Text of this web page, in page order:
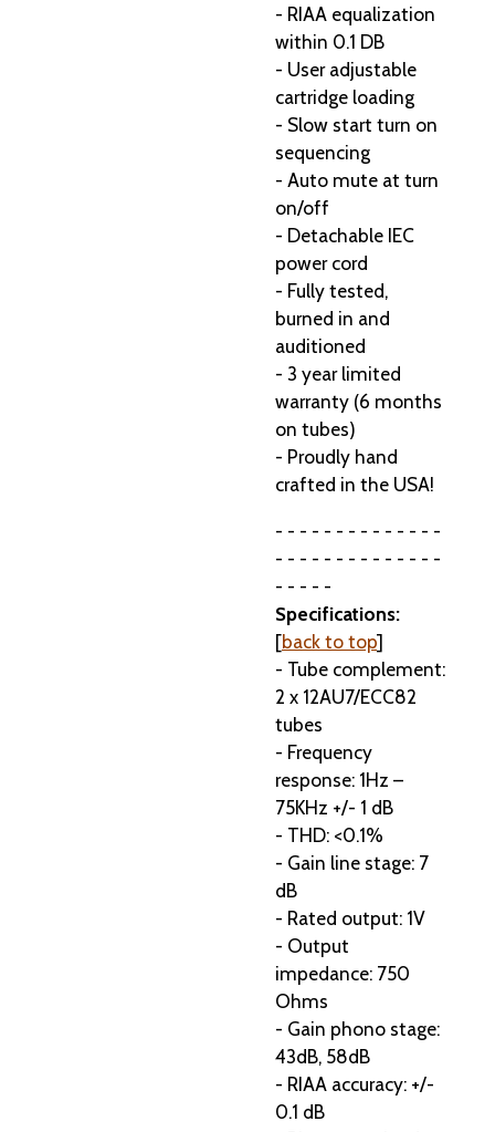
- RIAA equalization
within 0.1 DB
- User adjustable
cartridge loading
- Slow start turn on
sequencing
- Auto mute at turn
on/off
- Detachable IEC
power cord
- Fully tested,
burned in and
auditioned
- 3 year limited
warranty (6 months
on tubes)
- Proudly hand
crafted in the USA!
- - - - - - - - - - - - - -
- - - - - - - - - - - - - -
- - - - -
Specifications:
[back to top]
- Tube complement:
2 x 12AU7/ECC82
tubes
- Frequency
response: 1Hz –
75KHz +/- 1 dB
- THD: <0.1%
- Gain line stage: 7
dB
- Rated output: 1V
- Output
impedance: 750
Ohms
- Gain phono stage:
43dB, 58dB
- RIAA accuracy: +/-
0.1 dB